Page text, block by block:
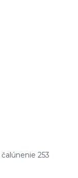
253